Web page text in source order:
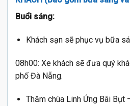
Buổi sáng:
Khách sạn sẽ phục vụ bữa
08h00: Xe khách sẽ đưa quý
phố Đà Nẵng.
Thăm chùa Linh Ứng Bãi Bụt